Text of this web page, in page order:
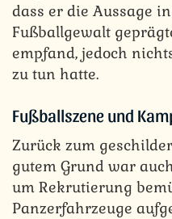
dass er die Aussage
Fußballgewalt
empfand, jedoch
zu tun hatte.
Fußballszene und
Zurück zum
gutem Grund war
um Rekrutierung
Panzerfahrzeuge